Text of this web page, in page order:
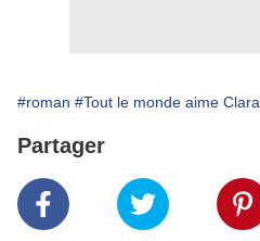
#roman #Tout le monde aime Clara
Partager